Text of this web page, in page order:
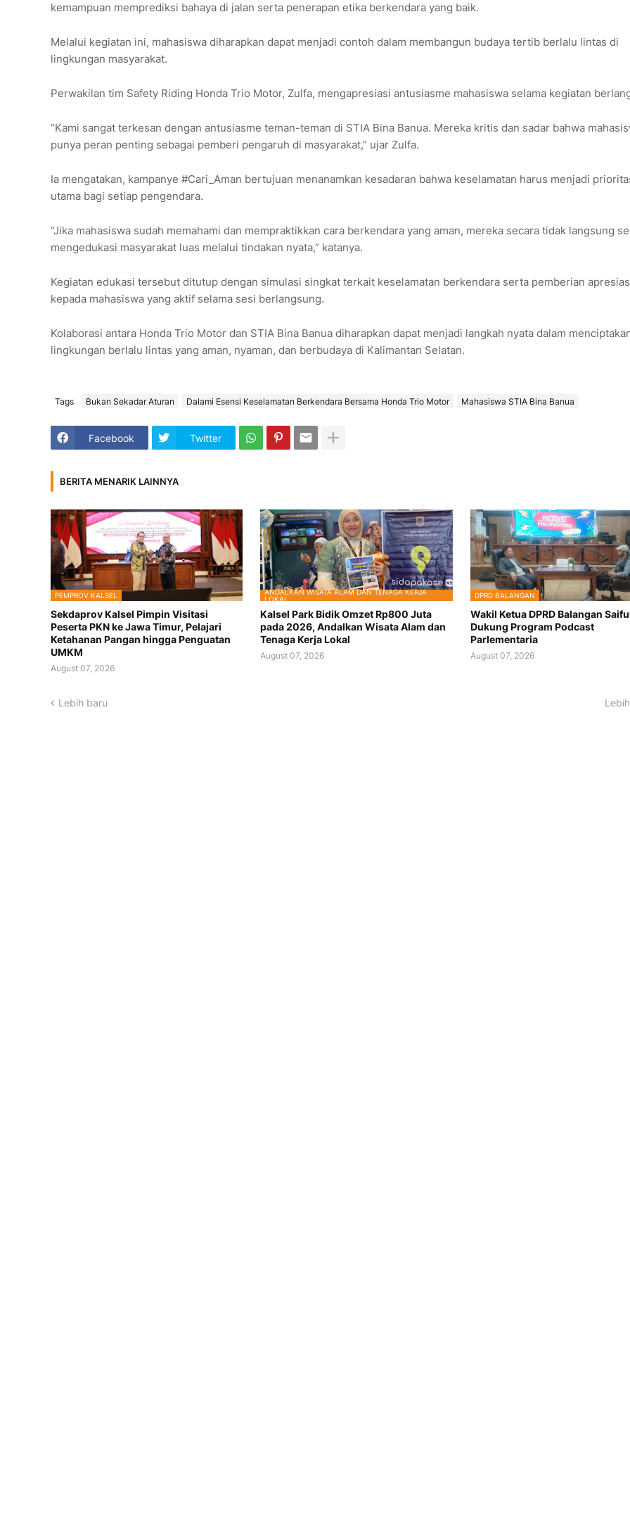
kemampuan memprediksi bahaya di jalan serta penerapan etika berkendara yang baik.
Melalui kegiatan ini, mahasiswa diharapkan dapat menjadi contoh dalam membangun budaya tertib berlalu lintas di
lingkungan masyarakat.
Perwakilan tim Safety Riding Honda Trio Motor, Zulfa, mengapresiasi antusiasme mahasiswa selama kegiatan
“Kami sangat terkesan dengan antusiasme teman-teman di STIA Bina Banua. Mereka kritis dan sadar bahwa
punya peran penting sebagai pemberi pengaruh di masyarakat,” ujar Zulfa.
Ia mengatakan, kampanye #Cari_Aman bertujuan menanamkan kesadaran bahwa keselamatan harus menjadi
utama bagi setiap pengendara.
“Jika mahasiswa sudah memahami dan mempraktikkan cara berkendara yang aman, mereka secara tidak langsung
mengedukasi masyarakat luas melalui tindakan nyata,” katanya.
Kegiatan edukasi tersebut ditutup dengan simulasi singkat terkait keselamatan berkendara serta pemberian
kepada mahasiswa yang aktif selama sesi berlangsung.
Kolaborasi antara Honda Trio Motor dan STIA Bina Banua diharapkan dapat menjadi langkah nyata dalam
lingkungan berlalu lintas yang aman, nyaman, dan berbudaya di Kalimantan Selatan.
Tags Bukan Sekadar Aturan Dalami Esensi Keselamatan Berkendara Bersama Honda Trio Motor Mahasiswa STIA Bina Banua
Facebook Twitter
BERITA MENARIK LAINNYA
PEMPROV KALSEL
Sekdaprov Kalsel Pimpin Visitasi
Peserta PKN ke Jawa Timur, Pelajari
Ketahanan Pangan hingga Penguatan
UMKM
August 07, 2026
ANDALKAN WISATA ALAM DAN TENAGA KERJA
LOKAL
Kalsel Park Bidik Omzet Rp800 Juta
pada 2026, Andalkan Wisata Alam dan
Tenaga Kerja Lokal
August 07, 2026
DPRD BALANGAN
Wakil Ketua DPRD Balangan
Dukung Program Podcast
Parlementaria
August 07, 2026
Lebih baru